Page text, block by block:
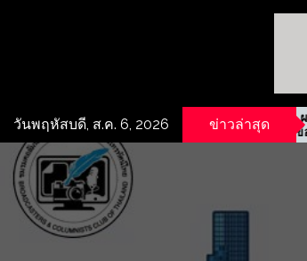
วันพฤหัสบดี, ส.ค. 6, 2026 ข่าวล่าสุด
ระมูลสิทธิเช่าที่ดิน
15 ปี ทำเลห้วยกะปิ
รฟม. ผนึกกำ
ศูนย์ข้อมูลข่าว
ประชาสงเครา